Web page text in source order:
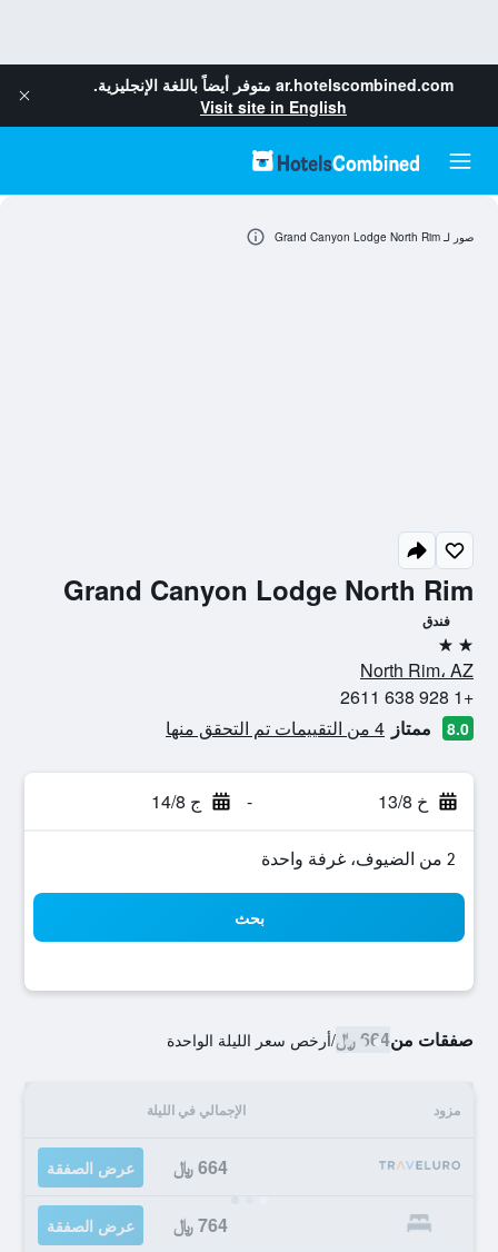
ar.hotelscombined.com متوفر أيضاً باللغة الإنجليزية.
Visit site in English
Grand Canyon Lodge North Rim
فندق
2 نجمتين
North Rim، AZ
+1 928 638 2611
8.0 ممتاز 4 من التقييمات تم التحقق منها
خ 13/8 - ج 14/8
2 من الضيوف، غرفة واحدة
بحث
صفقات من664 ﷼ /أرخص سعر الليلة الواحدة
مزود الإجمالي في الليلة
664 ﷼ عرض الصفقة
764 ﷼ عرض الصفقة
صور لـ Grand Canyon Lodge North Rim